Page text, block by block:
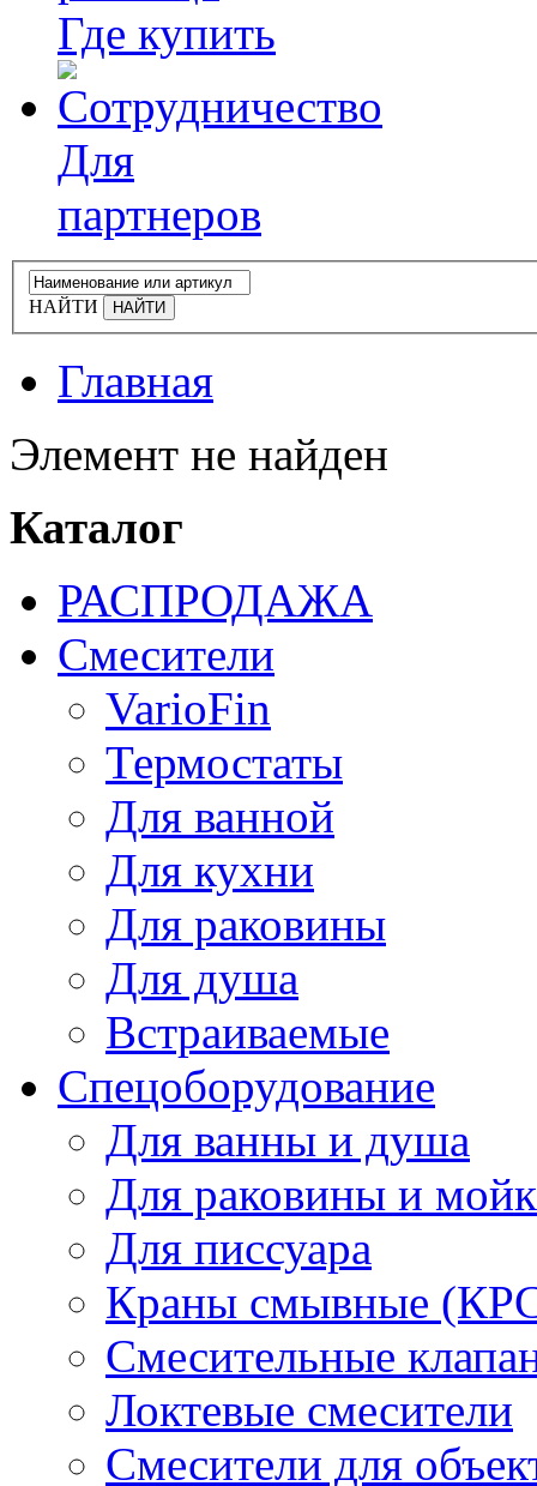
Где купить
Для
партнеров
НАЙТИ
Главная
Элемент не найден
Каталог
РАСПРОДАЖА
Смесители
VarioFin
Термостаты
Для ванной
Для кухни
Для раковины
Для душа
Встраиваемые
Спецоборудование
Для ванны и душа
Для раковины и
Для писсуара
Краны смывные
Смесительные
Локтевые смесители
Смесители для